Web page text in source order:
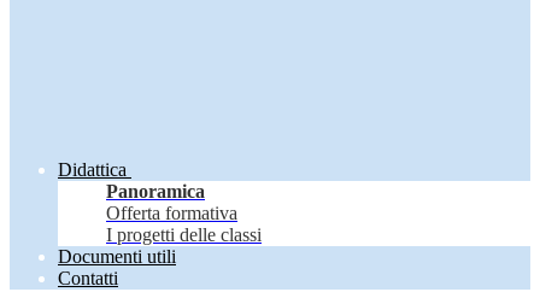
Didattica
Panoramica
Offerta formativa
I progetti delle classi
Documenti utili
Contatti